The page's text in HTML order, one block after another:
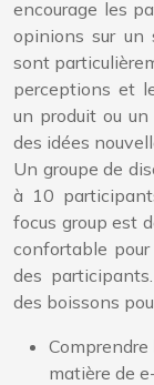
encourage les
opinions sur un
sont
perceptions et
un produit ou
des idées
Un groupe de
à 10
focus group est
confortable
des
des boissons
matière de